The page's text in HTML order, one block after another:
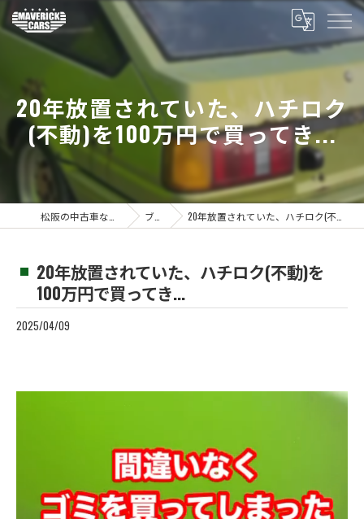
20年放置されていた、ハチロク
(不動)を100万円で買ってき...
ブログ 20年放置されていた、ハチロク(不動)を100万円で買ってき...
20年放置されていた、ハチロク(不動)を
100万円で買ってき...
2025/04/09